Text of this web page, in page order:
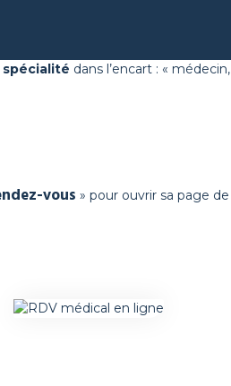
Sur GPS
clics très simple.
spécialité dans l’encart : « médecin,
vous » pour ouvrir sa page de